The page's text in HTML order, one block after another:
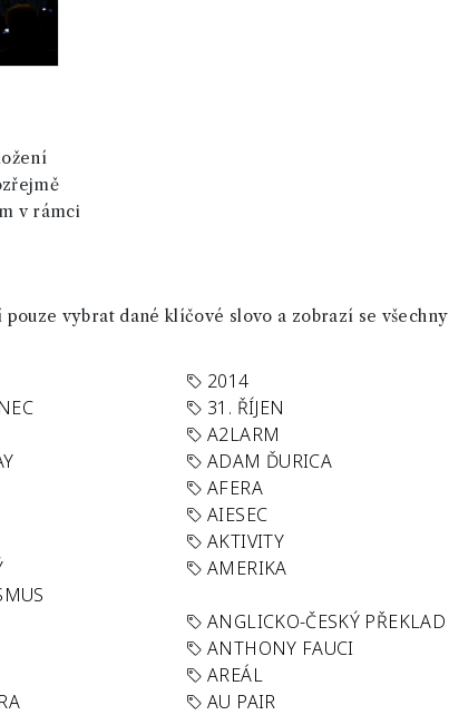
v rámci
vybrat dané klíčové slovo a zobrazí se všechny
2014
31. ŘÍJEN
A2LARM
ADAM ĎURICA
AFERA
AIESEC
AKTIVITY
AMERIKA
ANGLICKO-ČESKÝ PŘEKLAD
ANTHONY FAUCI
AREÁL
AU PAIR